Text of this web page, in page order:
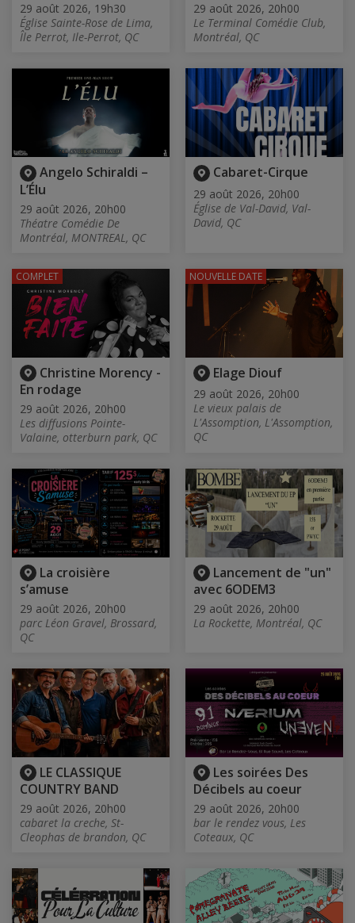
29 août 2026, 19h30
Église Sainte-Rose de Lima,
Île Perrot, Ile-Perrot, QC
29 août 2026, 20h00
Le Terminal Comédie Club,
Montréal, QC
Angelo Schiraldi –
L’Élu
29 août 2026, 20h00
Théatre Comédie De
Montréal, MONTREAL, QC
Cabaret-Cirque
29 août 2026, 20h00
Église de Val-David, Val-
David, QC
Christine Morency -
En rodage
29 août 2026, 20h00
Les diffusions Pointe-
Valaine, otterburn park, QC
COMPLET
Elage Diouf
29 août 2026, 20h00
Le vieux palais de
L'Assomption, L'Assomption,
QC
NOUVELLE DATE
La croisière
s’amuse
29 août 2026, 20h00
parc Léon Gravel, Brossard,
QC
Lancement de "un"
avec 6ODEM3
29 août 2026, 20h00
La Rockette, Montréal, QC
LE CLASSIQUE
COUNTRY BAND
29 août 2026, 20h00
cabaret la creche, St-
Cleophas de brandon, QC
Les soirées Des
Décibels au coeur
29 août 2026, 20h00
bar le rendez vous, Les
Coteaux, QC